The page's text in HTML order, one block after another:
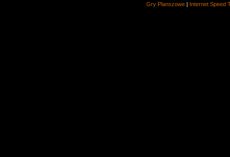
Gry Planszowe | Internet Speed